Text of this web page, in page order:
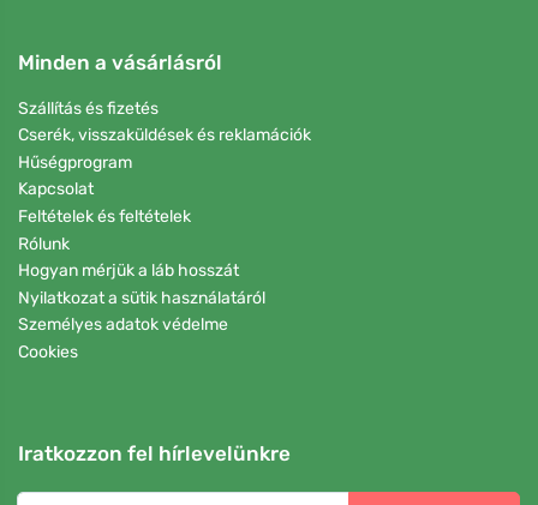
Minden a vásárlásról
Szállítás és fizetés
Cserék, visszaküldések és reklamációk
Hűségprogram
Kapcsolat
Feltételek és feltételek
Rólunk
Hogyan mérjük a láb hosszát
Nyilatkozat a sütik használatáról
Személyes adatok védelme
Cookies
Iratkozzon fel hírlevelünkre